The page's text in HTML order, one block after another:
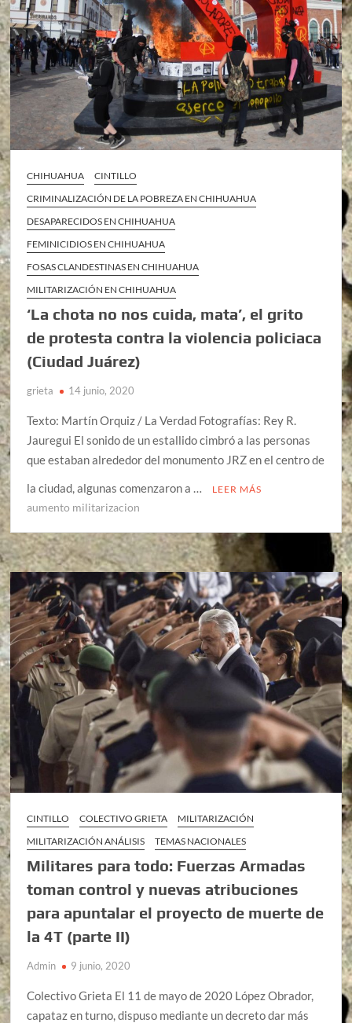
CHIHUAHUA
CINTILLO
CRIMINALIZACIÓN DE LA POBREZA EN CHIHUAHUA
DESAPARECIDOS EN CHIHUAHUA
FEMINICIDIOS EN CHIHUAHUA
FOSAS CLANDESTINAS EN CHIHUAHUA
MILITARIZACIÓN EN CHIHUAHUA
‘La chota no nos cuida, mata’, el grito
de protesta contra la violencia policiaca
(Ciudad Juárez)
grieta 14 junio, 2020
Texto: Martín Orquiz / La Verdad Fotografías: Rey R.
Jauregui El sonido de un estallido cimbró a las personas
que estaban alrededor del monumento JRZ en el centro de
la ciudad, algunas comenzaron a …
LEER MÁS
aumento militarizacion
CINTILLO COLECTIVO GRIETA
MILITARIZACIÓN
MILITARIZACIÓN ANÁLISIS
TEMAS NACIONALES
Militares para todo: Fuerzas Armadas
toman control y nuevas atribuciones
para apuntalar el proyecto de muerte de
la 4T (parte II)
Admin 9 junio, 2020
Colectivo Grieta El 11 de mayo de 2020 López Obrador,
capataz en turno, dispuso mediante un decreto dar más